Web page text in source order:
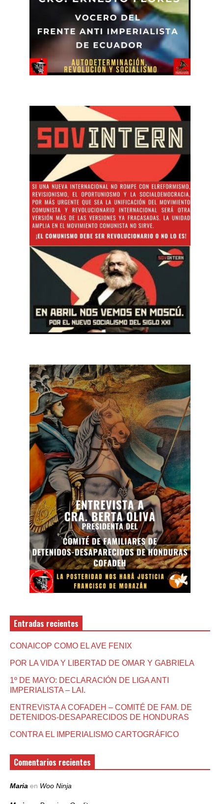
Entradas recientes
CONAICOP COMO EL AVE FENIX
POR LA VIDA Y LIBERTAD DE OMAR Y GABRIELA
1º DE MAYO: DECLARACIÓN DE LIGA ANTI
IMPERIALISTA – LAI.
ENTREVISTA A COFADEH – COMITÉ DE FAM. DE
DETENIDOS-DESAPARECIDOS DE HONDURAS
CONTRA EL IMPERIALISMO CARTOGRÁFICO
Comentarios recientes
Maria en Woo Ninja